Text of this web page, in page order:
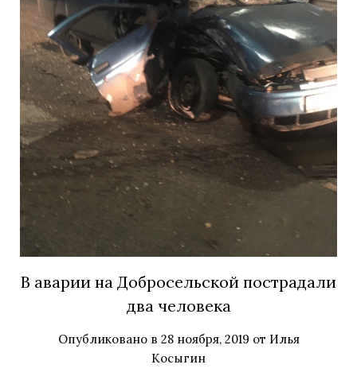
В аварии на Добросельской пострадали
два человека
Опубликовано в 28 ноября, 2019 от Илья
Косыгин